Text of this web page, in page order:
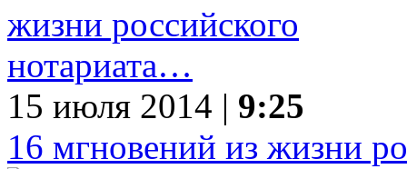
15 июля 2014 | 9:25
16 мгновений из жизни